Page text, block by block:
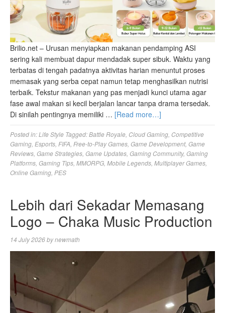
Brilio.net – Urusan menyiapkan makanan pendamping ASI
sering kali membuat dapur mendadak super sibuk. Waktu yang
terbatas di tengah padatnya aktivitas harian menuntut proses
memasak yang serba cepat namun tetap menghasilkan nutrisi
terbaik. Tekstur makanan yang pas menjadi kunci utama agar
fase awal makan si kecil berjalan lancar tanpa drama tersedak.
Di sinilah pentingnya memiliki … [Read more…]
Posted in:Life Style Tagged:Battle Royale Cloud Gaming Competitive
Gaming Esports FIFA Free-to-Play Games Game Development, Game
Reviews Game Strategies Game Updates Gaming Community, Gaming
Platforms Gaming Tips MMORPG Mobile Legends Multiplayer Games
Online Gaming PES
Lebih dari Sekadar Memasang
Logo – Chaka Music Production
14 July 2026bynewmath